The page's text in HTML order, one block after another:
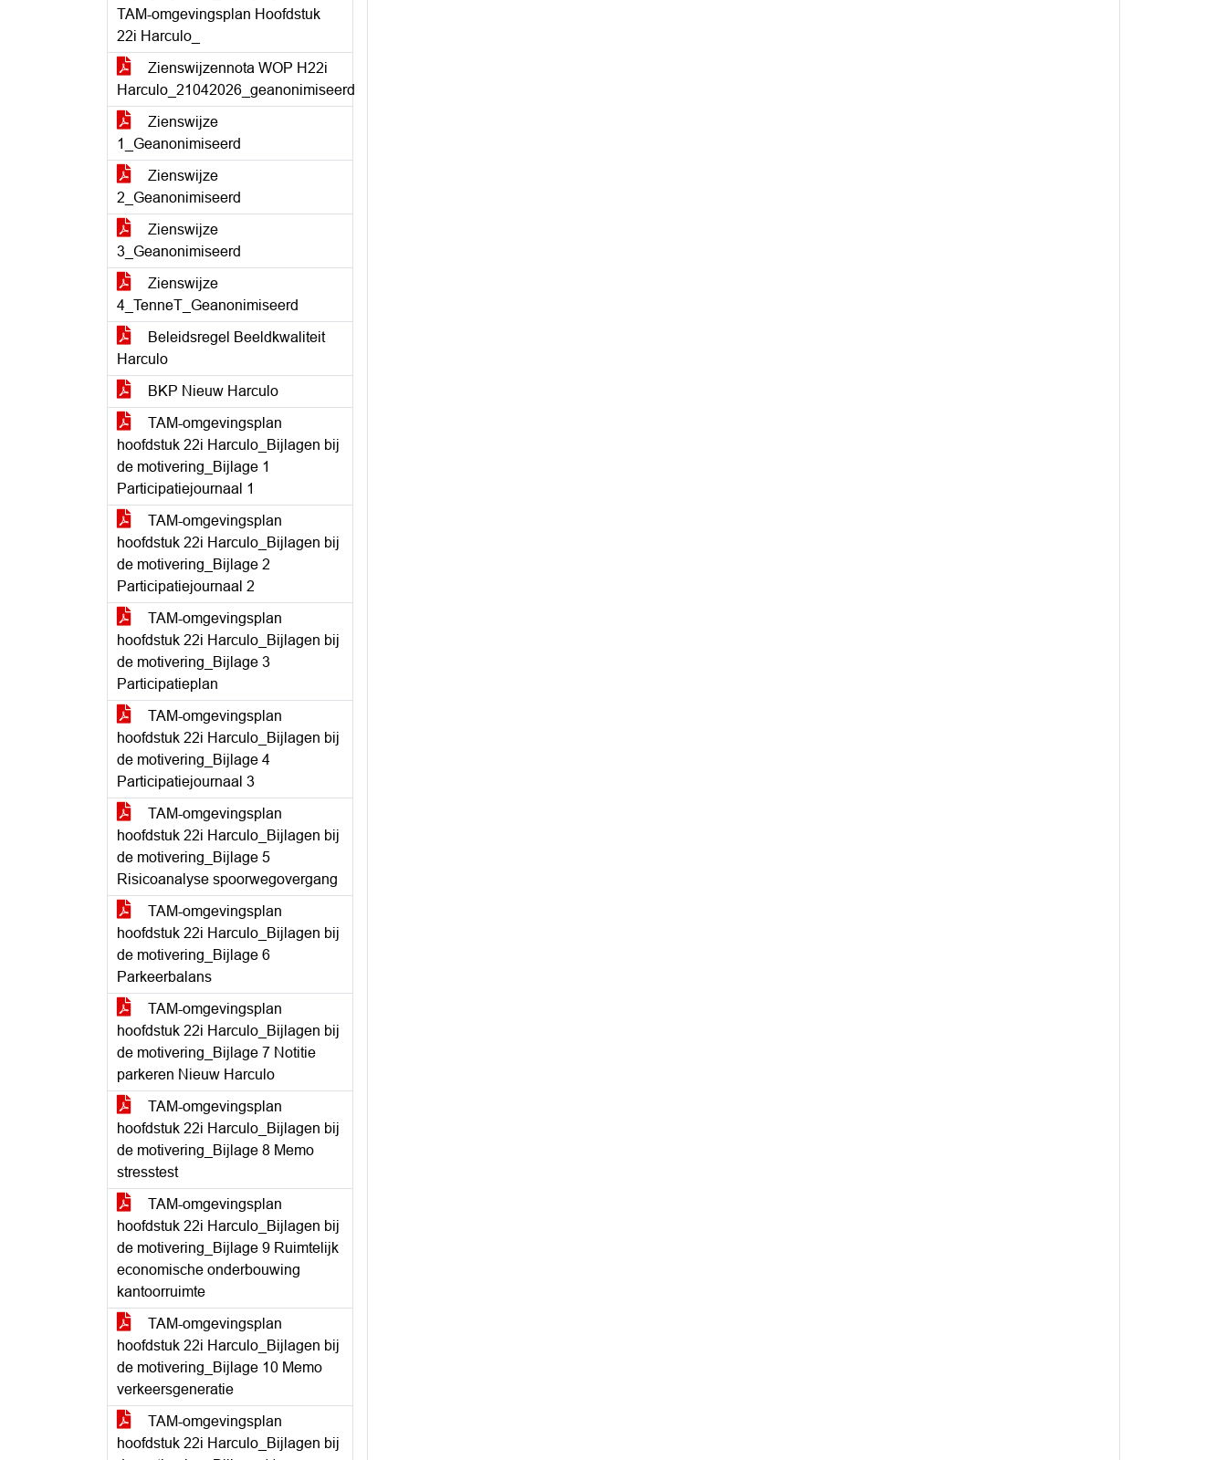
TAM-omgevingsplan Hoofdstuk
22i Harculo_
Zienswijzennota WOP H22i
Harculo_21042026_geanonimiseerd
Zienswijze
1_Geanonimiseerd
Zienswijze
2_Geanonimiseerd
Zienswijze
3_Geanonimiseerd
Zienswijze
4_TenneT_Geanonimiseerd
Beleidsregel Beeldkwaliteit
Harculo
BKP Nieuw Harculo
TAM-omgevingsplan
hoofdstuk 22i Harculo_Bijlagen bij
de motivering_Bijlage 1
Participatiejournaal 1
TAM-omgevingsplan
hoofdstuk 22i Harculo_Bijlagen bij
de motivering_Bijlage 2
Participatiejournaal 2
TAM-omgevingsplan
hoofdstuk 22i Harculo_Bijlagen bij
de motivering_Bijlage 3
Participatieplan
TAM-omgevingsplan
hoofdstuk 22i Harculo_Bijlagen bij
de motivering_Bijlage 4
Participatiejournaal 3
TAM-omgevingsplan
hoofdstuk 22i Harculo_Bijlagen bij
de motivering_Bijlage 5
Risicoanalyse spoorwegovergang
TAM-omgevingsplan
hoofdstuk 22i Harculo_Bijlagen bij
de motivering_Bijlage 6
Parkeerbalans
TAM-omgevingsplan
hoofdstuk 22i Harculo_Bijlagen bij
de motivering_Bijlage 7 Notitie
parkeren Nieuw Harculo
TAM-omgevingsplan
hoofdstuk 22i Harculo_Bijlagen bij
de motivering_Bijlage 8 Memo
stresstest
TAM-omgevingsplan
hoofdstuk 22i Harculo_Bijlagen bij
de motivering_Bijlage 9 Ruimtelijk
economische onderbouwing
kantoorruimte
TAM-omgevingsplan
hoofdstuk 22i Harculo_Bijlagen bij
de motivering_Bijlage 10 Memo
verkeersgeneratie
TAM-omgevingsplan
hoofdstuk 22i Harculo_Bijlagen bij